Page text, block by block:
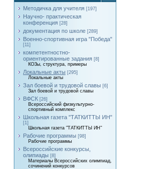
Методичка для учителя [197]
Научно- практическая
конференция [28]
документация по школе [289]
Военно-спортивная игра "Победа"
[11]
компетентностно-
ориентированные задания [8]
КОЗы, структура, примеры
Локальные акты [295]
Локальные акты
Зал боевой и трудовой славы [6]
Зал боевой и трудовой славы
ВФСК [26]
Всероссийский физкультурно-
спортивный комплекс
Школьная газета "ТАТКИТТЫ ИН"
[1]
Школьная газета "ТАТКИТТЫ ИН"
Рабочие программы [98]
Рабочие программы
Всероссийские конкурсы,
олипиады [8]
Материалы Всероссийских олимпиад,
сочинений конкурсов